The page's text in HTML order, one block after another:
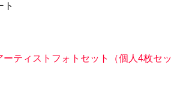
ト
ーティストフォトセット（個人4枚セッ